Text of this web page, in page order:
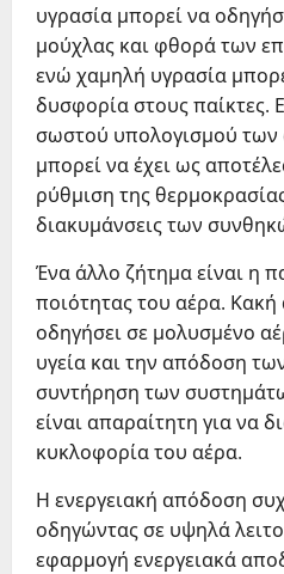
υγρασία μπορεί να
μούχλας και φθορά των
ενώ χαμηλή υγρασία
δυσφορία στους παίκτες.
σωστού υπολογισμού των
μπορεί να έχει ως
ρύθμιση της
διακυμάνσεις των
Ένα άλλο ζήτημα είναι η
ποιότητας του αέρα. Κακή
οδηγήσει σε μολυσμένο
υγεία και την απόδοση
συντήρηση των
είναι απαραίτητη για να
κυκλοφορία του αέρα.
Η ενεργειακή απόδοση
οδηγώντας σε υψηλά
εφαρμογή ενεργειακά